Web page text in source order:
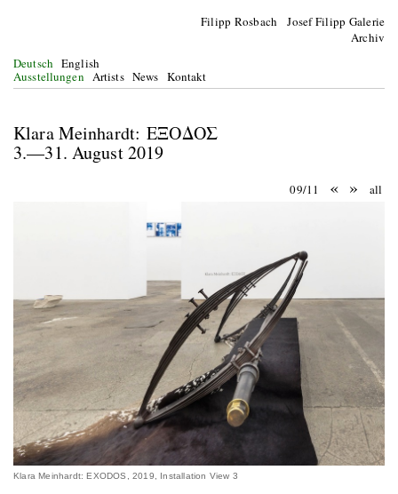
Filipp Rosbach Josef Filipp Galerie
Archiv
Deutsch English
Ausstellungen Artists News Kontakt
Klara Meinhardt: ΕΞΟΔΟΣ
3.—31. August 2019
09/11 « » all
Klara Meinhardt: EXODOS, 2019, Installation View 3